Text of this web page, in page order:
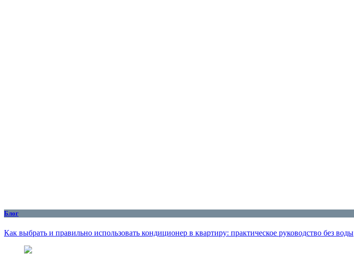
Блог
Как выбрать и правильно использовать кондиционер в квартиру: практическое руководство без воды